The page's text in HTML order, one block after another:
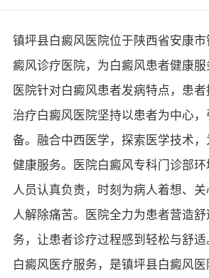
镇坪县白癜风医院位于陕西省安康
癜风诊疗医院，为白癜风患者健康
医院针对白癜风患者发病特点，患
治疗白癜风医院坚持以患者为中心
备。融合中西医学，探索医学技术
健康服务。医院白癜风专科门诊部
人员认真负责，时刻为病人着想、
人解除痛苦。医院全力为患者营造
务，让患者诊疗过程感到轻松与舒
白癜风医疗服务，是镇坪县白癜风医